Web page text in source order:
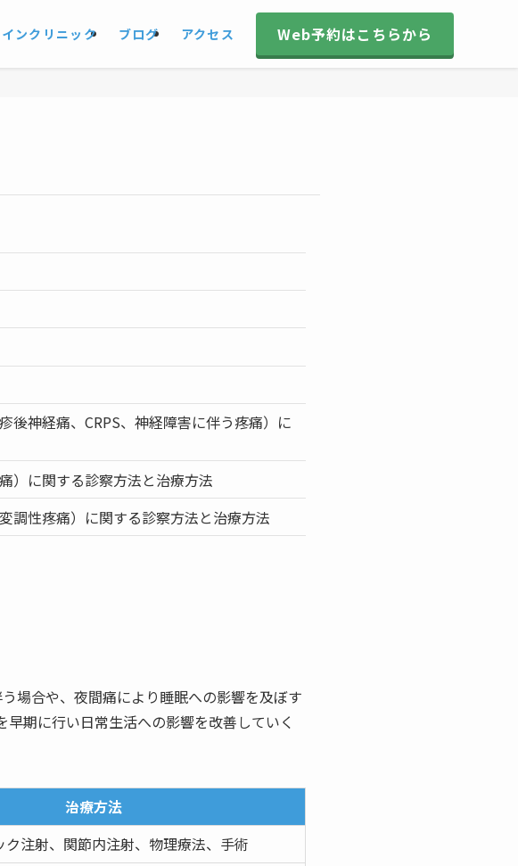
ンクリニック ブログ アクセス Web予約はこちらから
神経痛、CRPS、神経障害に伴う疼痛）に
）に関する診察方法と治療方法
調性疼痛）に関する診察方法と治療方法
場合や、夜間痛により睡眠への影響を及ぼす
期に行い日常生活への影響を改善していく
治療方法
ク注射、関節内注射、物理療法、手術